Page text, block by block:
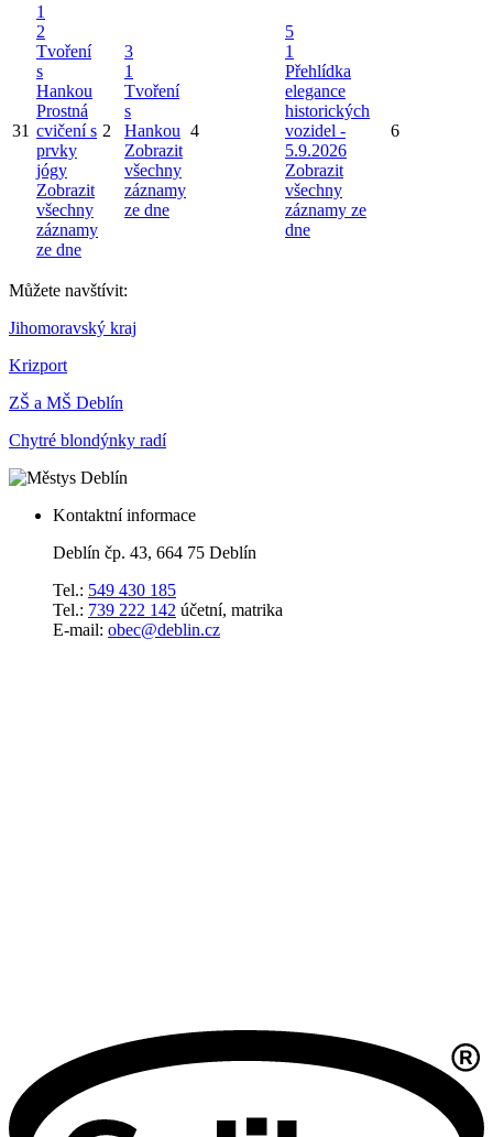
31
1
2
Tvoření
s
Hankou
Prostná
cvičení s
prvky
jógy
Zobrazit
všechny
záznamy
ze dne
2
3
1
Tvoření
s
Hankou
Zobrazit
všechny
záznamy
ze dne
4
5
1
Přehlídka
elegance
historických
vozidel -
5.9.2026
Zobrazit
všechny
záznamy ze
dne
6
Můžete navštívit:
Jihomoravský kraj
Krizport
ZŠ a MŠ Deblín
Chytré blondýnky radí
Kontaktní informace
Deblín čp. 43, 664 75 Deblín
Tel.: 549 430 185
Tel.: 739 222 142 účetní, matrika
E-mail: obec@deblin.cz